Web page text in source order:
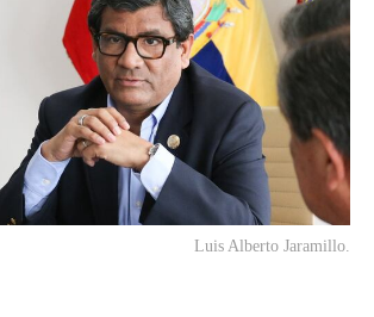
Luis Alberto Jaramillo.